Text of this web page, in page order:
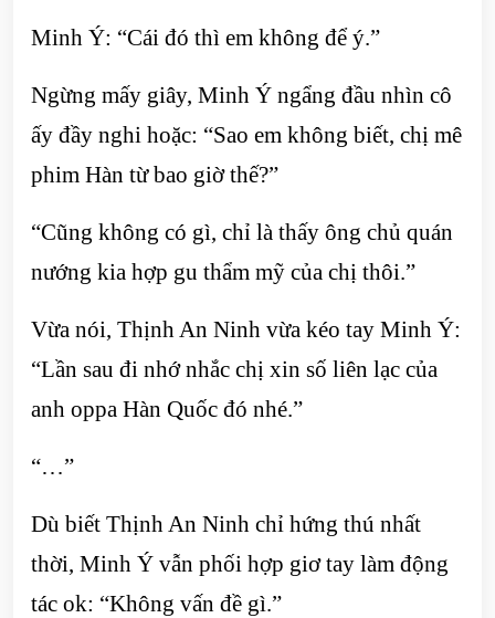
Minh Ý: “Cái đó thì em không để ý.”
Ngừng mấy giây, Minh Ý ngẩng đầu nhìn cô
ấy đầy nghi hoặc: “Sao em không biết, chị mê
phim Hàn từ bao giờ thế?”
“Cũng không có gì, chỉ là thấy ông chủ quán
nướng kia hợp gu thẩm mỹ của chị thôi.”
Vừa nói, Thịnh An Ninh vừa kéo tay Minh Ý:
“Lần sau đi nhớ nhắc chị xin số liên lạc của
anh oppa Hàn Quốc đó nhé.”
“…”
Dù biết Thịnh An Ninh chỉ hứng thú nhất
thời, Minh Ý vẫn phối hợp giơ tay làm động
tác ok: “Không vấn đề gì.”